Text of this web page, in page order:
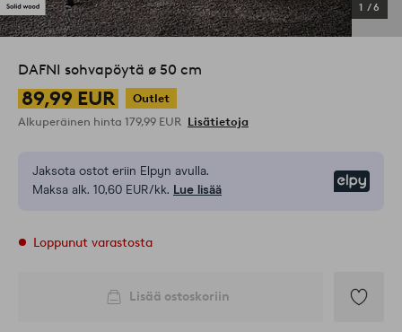
1 /6
DAFNI sohvapöytä ø 50 cm
89,99 EUR
Outlet
Alkuperäinen hinta 179,99 EUR Lisätietoja
Jaksota ostot eriin Elpyn avulla.
Maksa alk. 10,60 EUR/kk. Lue lisää
Loppunut varastosta
Lisää ostoskoriin